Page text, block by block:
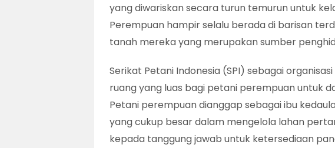
yang diwariskan secara turun temurun untuk
Perempuan hampir selalu berada di barisan
tanah mereka yang merupakan sumber
Serikat Petani Indonesia (SPI) sebagai
ruang yang luas bagi petani perempuan untuk
Petani perempuan dianggap sebagai ibu
yang cukup besar dalam mengelola lahan
kepada tanggung jawab untuk ketersediaan